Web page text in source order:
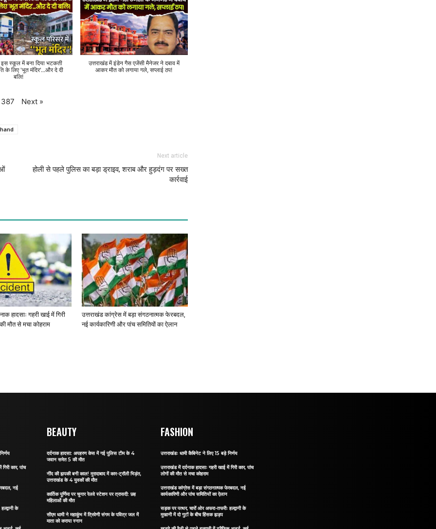
स्कूल में बना दिया भटकती
के लिए 'भूत मंदिर'...और दे दी
बलि!
उत्तराखंड में इंडेन गैस एजेंसी मैनेजर ने दबाव में
आकर मौत को लगाया गले, सप्लाई ठप!
387 Next »
Next article
होली से पहले पुलिस का बड़ा ड्राइव, शराब और हुड़दंग पर सख्त
कार्रवाई
हादसाः गहरी खाई में गिरी
मौत से मचा कोहराम
उत्तराखंड कांग्रेस में बड़ा संगठनात्मक फेरबदल,
नई कार्यकारिणी और पांच समितियों का ऐलान
कार, पांच
नई
के
BEAUTY
दर्दनाक हादसा: अपहरण केस में गई पुलिस टीम के 4
जवान समेत 5 की मौत
नींद की झपकी बनी काल! मुरादाबाद में कार-ट्रॉली भिड़ंत,
उत्तराखंड के 4 युवकों की मौत
कार्तिक पूर्णिमा पर चुनार रेलवे स्टेशन पर त्रासदी: छह
महिलाओं की मौत
सीएम धामी ने महाकुंभ में त्रिवेणी संगम के पवित्र जल में
माता को कराया स्नान
FASHION
उत्तराखंडः धामी कैबिनेट ने लिए 15 बड़े निर्णय
उत्तराखंड में दर्दनाक हादसाः गहरी खाई में गिरी कार, पांच
लोगों की मौत से मचा कोहराम
उत्तराखंड कांग्रेस में बड़ा संगठनात्मक फेरबदल, नई
कार्यकारिणी और पांच समितियों का ऐलान
सड़क पर पत्थर, चारों ओर अफरा-तफरीः हल्द्वानी के
मुखानी में दो गुटों के बीच हिंसक झड़प